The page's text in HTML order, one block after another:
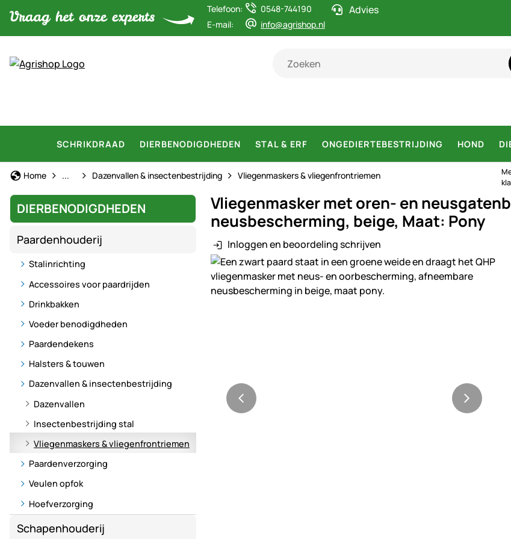
Telefoon:
0548-744190
E-mail:
info@agrishop.nl
Advies
SCHRIKDRAAD DIERBENODIGDHEDEN STAL & ERF ONGEDIERTEBESTRIJDING HOND
Home Paardenhouderij
... Dazenvallen & insectenbestrijding Vliegenmaskers & vliegenfrontriemen
DIERBENODIGDHEDEN
Paardenhouderij
Stalinrichting
Accessoires voor paardrijden
Drinkbakken
Voeder benodigdheden
Paardendekens
Halsters & touwen
Dazenvallen & insectenbestrijding
Dazenvallen
Insectenbestrijding stal
Vliegenmaskers & vliegenfrontriemen
Paardenverzorging
Veulen opfok
Hoefverzorging
Schapenhouderij
Vliegenmasker met oren- en
neusbescherming, beige, Maat: Pony
Inloggen en beoordeling schrijven
Productgalerij